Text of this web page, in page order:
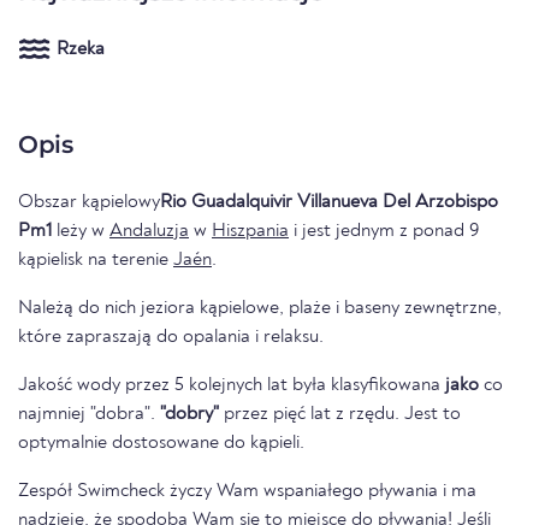
Rzeka
Opis
Obszar kąpielowyRio Guadalquivir Villanueva Del Arzobispo
Pm1 leży w Andaluzja w Hiszpania i jest jednym z ponad 9
kąpielisk na terenie Jaén.
Należą do nich jeziora kąpielowe, plaże i baseny zewnętrzne,
które zapraszają do opalania i relaksu.
Jakość wody przez 5 kolejnych lat była klasyfikowana jako co
najmniej "dobra". "dobry" przez pięć lat z rzędu. Jest to
optymalnie dostosowane do kąpieli.
Zespół Swimcheck życzy Wam wspaniałego pływania i ma
nadzieję, że spodoba Wam się to miejsce do pływania! Jeśli